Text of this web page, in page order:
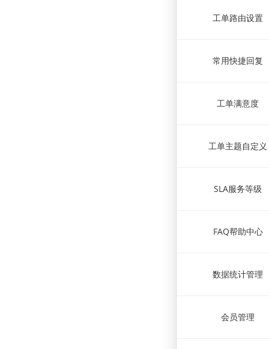
工单路由设置
常用快捷回复
工单满意度
工单主题自定义
SLA服务等级
FAQ帮助中心
数据统计管理
会员管理